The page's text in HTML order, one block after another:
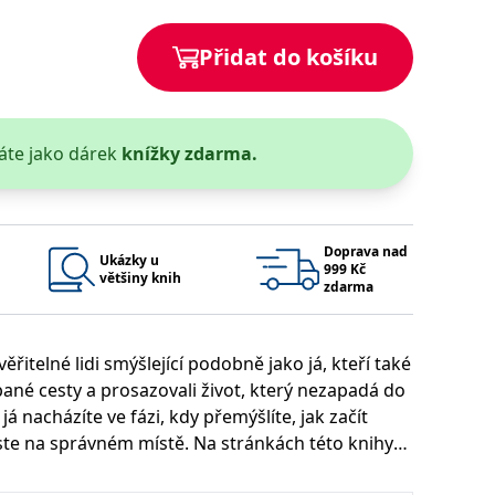
Přidat do košíku
jako dárek knížky zdarma.
Ukázky u
většiny knih
Doprava nad
999 Kč
zdarma
lidi smýšlející podobně jako já, kteří také
cesty a prosazovali život, který nezapadá do
nacházíte ve fázi, kdy přemýšlíte, jak začít
na správném místě. Na stránkách této knihy
plný úvazek, ale také ty, kteří putují světem,
soubory cookie návštěvníků. Je nutné, aby banner cookie
k udržování proměnných relací uživatelů. Obvykle se
příkladem je udržování přihlášeného stavu uživatele
možné podávat platné zprávy o používání jejich
stránku a slouží k počítání a sledování zobrazení
sociálních médiích. Může také shromažďovat informace o
stránky.
správného vzhledu dialogových oken.
Vyprší
Popis
1 rok
### Luigisbox???